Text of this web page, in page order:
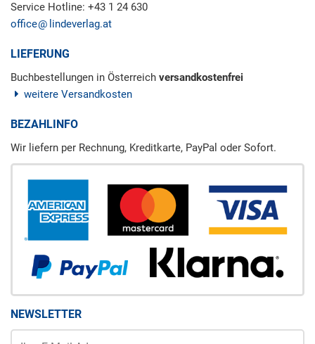
Service Hotline: +43 1 24 630
office
lindeverlag.at
LIEFERUNG
Buchbestellungen in Österreich versandkostenfrei
weitere Versandkosten
BEZAHLINFO
Wir liefern per Rechnung, Kreditkarte, PayPal oder Sofort.
NEWSLETTER